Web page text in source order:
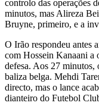
controlo das operações
minutos, mas Alireza
Bruyne, primeiro, e a
O Irão respondeu antes
com Hossein Kanaani a
defesa. Aos 27 minutos,
baliza belga. Mehdi
directo, mas o lance
dianteiro do Futebol